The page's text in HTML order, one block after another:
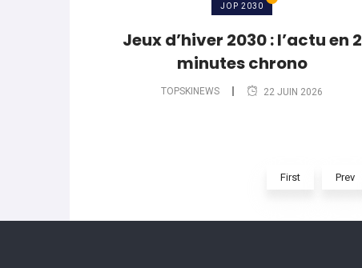
JOP 2030
Jeux d’hiver 2030 : l’actu en 2
minutes chrono
TOPSKINEWS 22 JUIN 2026
First Prev